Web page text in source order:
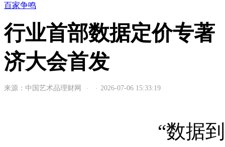
百家争鸣
行业首部数据定价专著
济大会首发
来源：中国艺术品理财网 · · 2026-07-06 15:33:19
“数据